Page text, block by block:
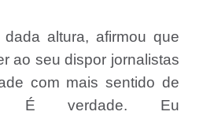
altura, afirmou que
ao seu dispor jornalistas
com mais sentido de
É verdade. Eu